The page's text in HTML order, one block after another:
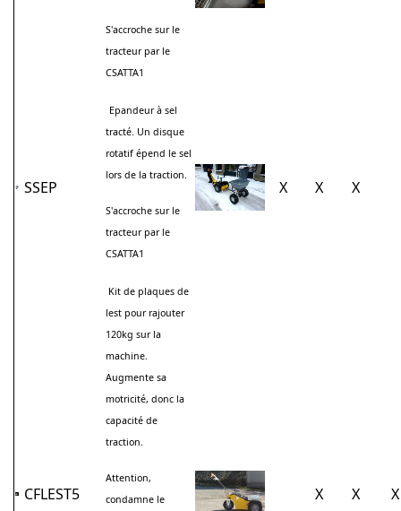
S'accroche sur le
tracteur par le
CSATTA1
SSEP
Epandeur à sel
tracté. Un disque
rotatif épend le sel
lors de la traction.
S'accroche sur le
tracteur par le
CSATTA1
X X X
CFLEST5
Kit de plaques de
lest pour rajouter
120kg sur la
machine.
Augmente sa
motricité, donc la
capacité de
traction.
Attention,
condamne le
X X X